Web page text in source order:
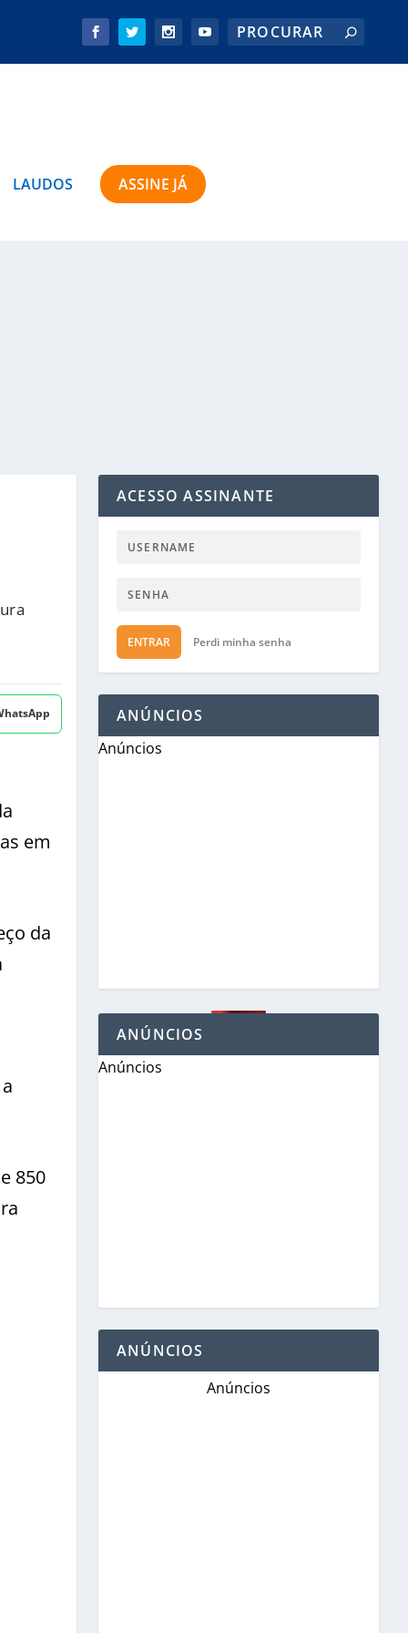
LAUDOS ASSINE JÁ
em
da
850
ACESSO ASSINANTE
ENTRAR Perdi minha senha
ANÚNCIOS
Anúncios
ANÚNCIOS
Anúncios
ANÚNCIOS
Anúncios